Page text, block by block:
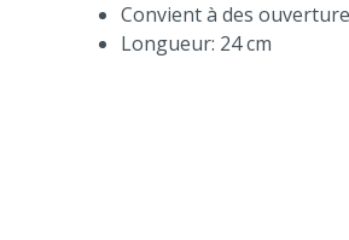
Convient à des
Longueur: 24 cm